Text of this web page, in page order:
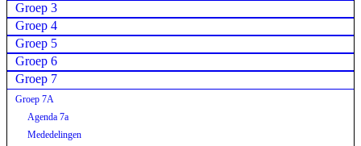
Groep 3
Groep 4
Groep 5
Groep 6
Groep 7
Groep 7A
Agenda 7a
Mededelingen